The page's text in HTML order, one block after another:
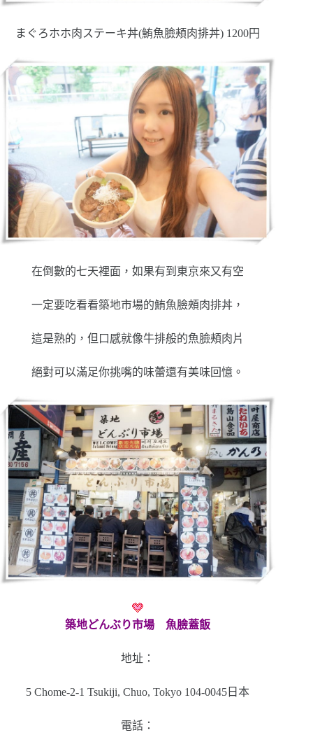
まぐろホホ肉ステーキ丼(鮪魚臉頰肉排丼) 1200円
在倒數的七天裡面，如果有到東京來又有空
一定要吃看看築地市場的鮪魚臉頰肉排丼，
這是熟的，但口感就像牛排般的魚臉頰肉片
絕對可以滿足你挑嘴的味蕾還有美味回憶。
築地どんぶり市場 魚臉蓋飯
地址：
5 Chome-2-1 Tsukiji, Chuo, Tokyo 104-0045日本
電話：